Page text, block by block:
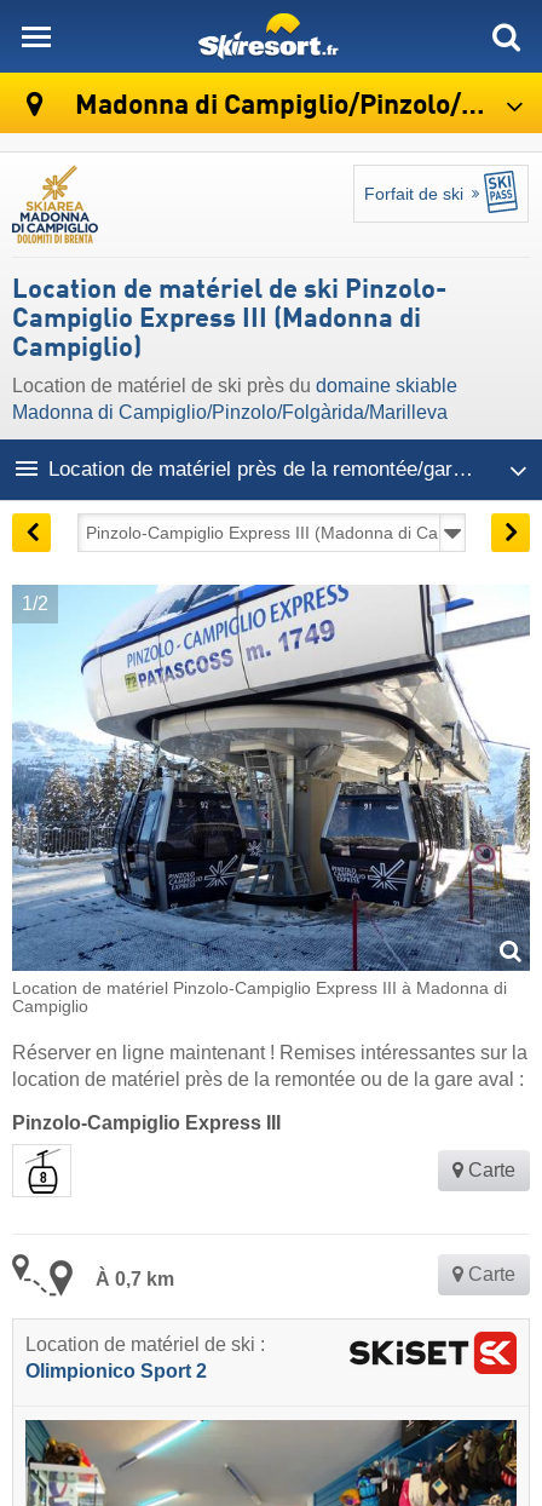
Madonna di Campiglio/​Pinzolo/​Folgàrida/​Marilleva
Forfait de ski
Location de matériel de ski Pinzolo-
Campiglio Express III (Madonna di
Campiglio)
Location de matériel de ski près du domaine skiable
Madonna di Campiglio/​Pinzolo/​Folgàrida/​Marilleva
Location de matériel près de la remontée/gare aval
1/2
Location de matériel Pinzolo-Campiglio Express III à Madonna di
Campiglio
Réserver en ligne maintenant ! Remises intéressantes sur la
location de matériel près de la remontée ou de la gare aval :
Pinzolo-Campiglio Express III
Carte
À 0,7 km Carte
Location de matériel de ski :
Olimpionico Sport 2